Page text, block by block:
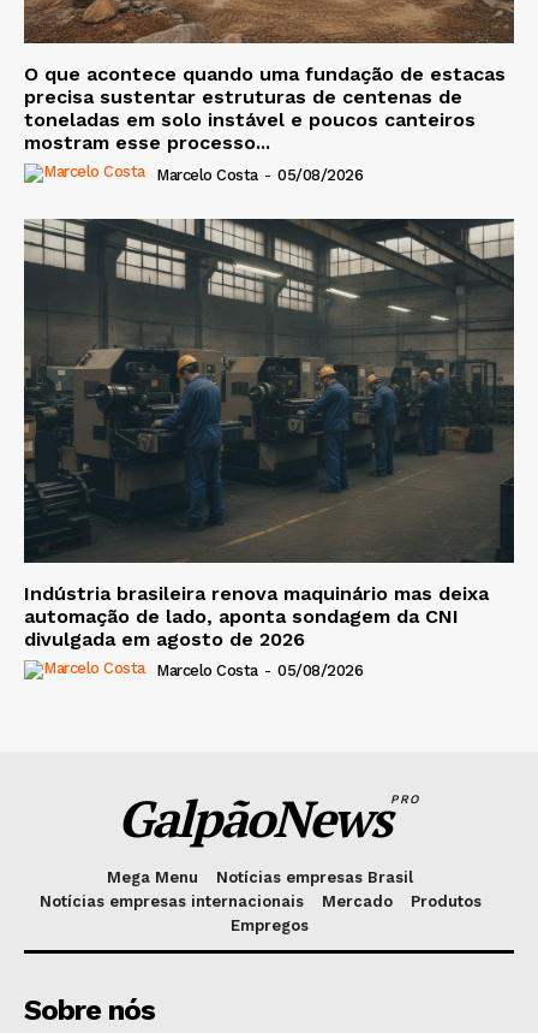
O que acontece quando uma fundação de estacas
precisa sustentar estruturas de centenas de
toneladas em solo instável e poucos canteiros
mostram esse processo...
Marcelo Costa - 05/08/2026
Indústria brasileira renova maquinário mas deixa
automação de lado, aponta sondagem da CNI
divulgada em agosto de 2026
Marcelo Costa - 05/08/2026
GalpãoNewsPRO
Mega Menu
Notícias empresas Brasil
Notícias empresas internacionais
Mercado
Produtos
Empregos
Sobre nós